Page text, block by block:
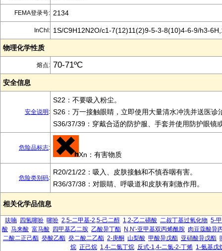
FEMA登录号: 2134
InChI: 1S/C9H12N2O/c1-7(12)11(2)9-5-3-8(10)4-6-9/h3-
物理化学性质
熔点: 70-71ºC
安全信息
安全说明 :
S22：不要吸入粉尘。
S26：万一接触眼睛，立即使用大量清水冲洗并送医诊
S36/37/39：穿戴合适的防护服、手套并使用防护眼镜
危险品标志:
Xn：有害物质
危险类别码:
R20/21/22：吸入、皮肤接触和不慎吞咽有害。
R36/37/38：对眼睛、呼吸道和皮肤有刺激作用。
相关化学品信息
呋喃 四氢噻吩 噻吩 2,5-二甲基-2,5-己二醇 1,2-乙二磺酸 二叔丁基过氧化物 5-
酸 马来酸 富马酸 四甲基乙二胺 乙酸异丁酯 N,N'-亚甲基双丙烯酰胺 肉豆蔻酸异
二酸二正己酯 癸酸乙酯 癸二酸二乙酯 2-庚酮 山梨酸 甲酸异戊酯 亚硝酸异戊酯
烷 正己烷 1,4-二氯丁烷 反式-1,4-二氯-2-丁烯 1-氨基戊